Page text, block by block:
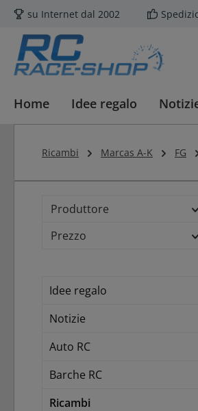
al contenuto principale
Salta alla ricerca
Passa alla navigazione principale
su Internet dal 2002
Home Idee regalo
Ricambi Marcas A-K FG
Produttore
Prezzo
Idee regalo
Notizie
Auto RC
Barche RC
Ricambi